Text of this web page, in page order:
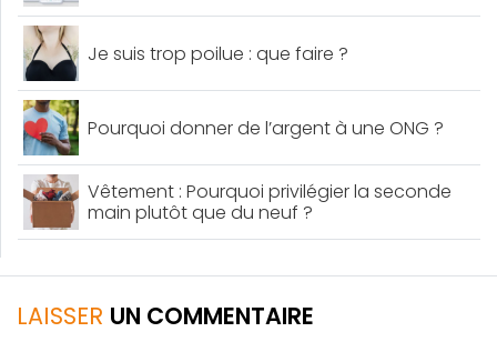
Je suis trop poilue : que faire ?
Pourquoi donner de l’argent à une ONG ?
Vêtement : Pourquoi privilégier la seconde
main plutôt que du neuf ?
LAISSER UN COMMENTAIRE